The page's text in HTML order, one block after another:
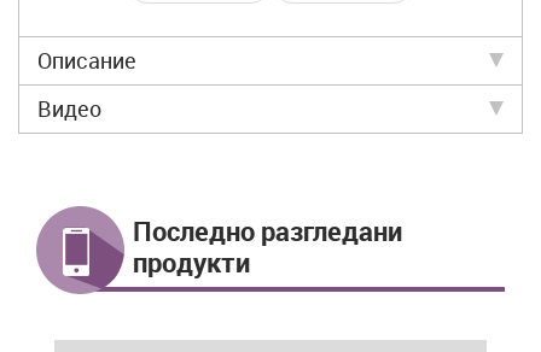
Описание
Видео
Последно разгледани
продукти